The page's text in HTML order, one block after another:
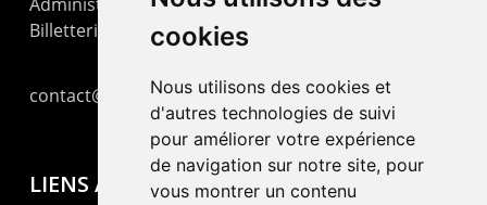
cookies
Nous utilisons des cookies et
d'autres technologies de suivi
pour améliorer votre expérience
de navigation sur notre site, pour
vous montrer un contenu
Billetterie : +41 32 725 05 05
contact@lepommier.ch
LIENS AMIS